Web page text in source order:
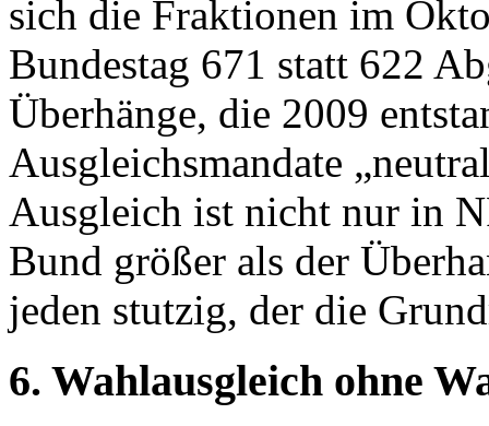
sich die Fraktionen im
Bundestag 671 statt 622
Überhänge, die 2009
Ausgleichsmandate
Ausgleich ist nicht nur in
Bund größer als der
jeden stutzig, der die
6. Wahlausgleich ohne